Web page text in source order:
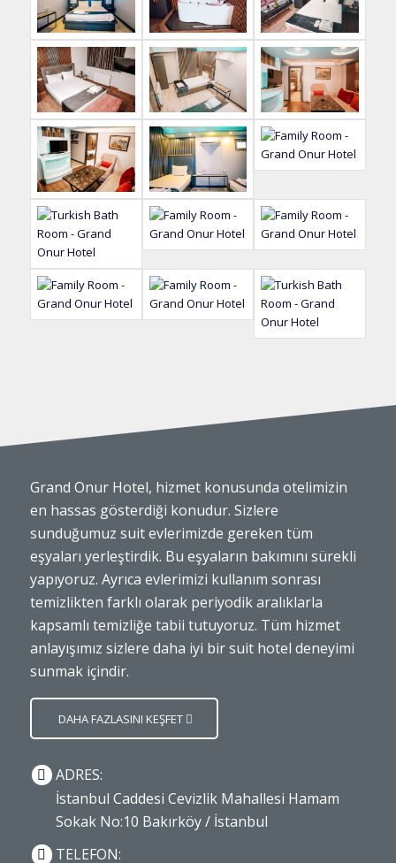
Grand Onur Hotel, hizmet konusunda otelimizin
en hassas gösterdiği konudur. Sizlere
sunduğumuz suit evlerimizde gereken tüm
eşyaları yerleştirdik. Bu eşyaların bakımını sürekli
yapıyoruz. Ayrıca evlerimizi kullanım sonrası
temizlikten farklı olarak periyodik aralıklarla
kapsamlı temizliğe tabii tutuyoruz. Tüm hizmet
anlayışımız sizlere daha iyi bir suit hotel deneyimi
sunmak içindir.
DAHA FAZLASINI KEŞFET
ADRES:
İstanbul Caddesi Cevizlik Mahallesi Hamam
Sokak No:10 Bakırköy / İstanbul
TELEFON: